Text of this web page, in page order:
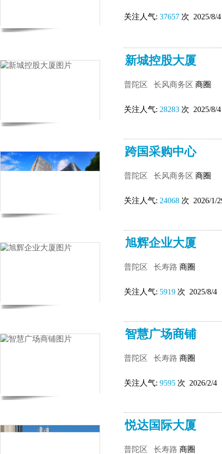
关注人气: 37657 次 2025/8/4
新城控股大厦
普陀区 长风商务区 商圈
关注人气: 28283 次 2025/8/4
跨国采购中心
普陀区 长风商务区 商圈
关注人气: 24068 次 2026/1/
旭辉企业大厦
普陀区 长寿路 商圈
关注人气: 5919 次 2025/8/4
智慧广场商铺
普陀区 长寿路 商圈
关注人气: 9595 次 2026/2/4
悦达国际大厦
普陀区 长寿路 商圈